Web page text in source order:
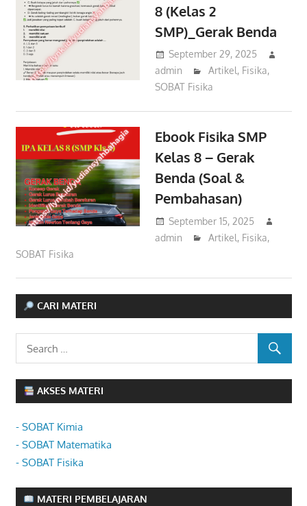
8 (Kelas 2
SMP)_Gerak Benda
September 29, 2025
admin
Artikel, Fisika,
SOBAT Fisika
Ebook Fisika SMP
Kelas 8 – Gerak
Benda (Soal &
Pembahasan)
September 15, 2025
admin
Artikel, Fisika,
SOBAT Fisika
CARI MATERI
AKSES MATERI
- SOBAT Kimia
- SOBAT Matematika
- SOBAT Fisika
MATERI PEMBELAJARAN